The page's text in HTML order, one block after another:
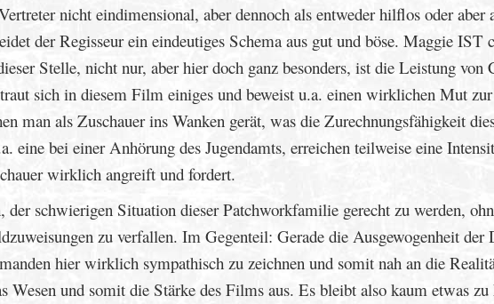
nicht eindimensional, aber dennoch als entweder hilflos oder aber
der Regisseur ein eindeutiges Schema aus gut und böse. Maggie IST
Stelle, nicht nur, aber hier doch ganz besonders, ist die Leistung von
sich in diesem Film einiges und beweist u.a. einen wirklichen Mut
man als Zuschauer ins Wanken gerät, was die Zurechnungsfähigkeit
eine bei einer Anhörung des Jugendamts, erreichen teilweise eine
wirklich angreift und fordert.
der schwierigen Situation dieser Patchworkfamilie gerecht zu werden,
zu verfallen. Im Gegenteil: Gerade die Ausgewogenheit der
hier wirklich sympathisch zu zeichnen und somit nah an die
Wesen und somit die Stärke des Films aus. Es bleibt also kaum etwas